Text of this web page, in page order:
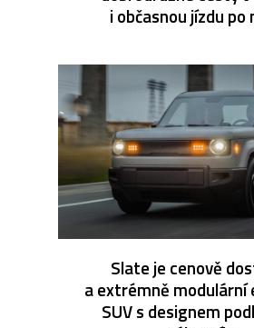
i občasnou jízdu po
Slate je cenově
a extrémně modulární
SUV s designem